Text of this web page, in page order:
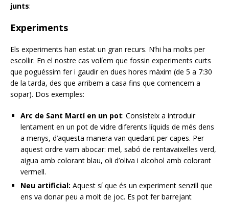
junts:
Experiments
Els experiments han estat un gran recurs. N’hi ha molts per
escollir. En el nostre cas volíem que fossin experiments curts
que poguéssim fer i gaudir en dues hores màxim (de 5 a 7:30
de la tarda, des que arribem a casa fins que comencem a
sopar). Dos exemples:
Arc de Sant Martí en un pot: Consisteix a introduir
lentament en un pot de vidre diferents líquids de més dens
a menys, d’aquesta manera van quedant per capes. Per
aquest ordre vam abocar: mel, sabó de rentavaixelles verd,
aigua amb colorant blau, oli d’oliva i alcohol amb colorant
vermell.
Neu artificial: Aquest sí que és un experiment senzill que
ens va donar peu a molt de joc. Es pot fer barrejant